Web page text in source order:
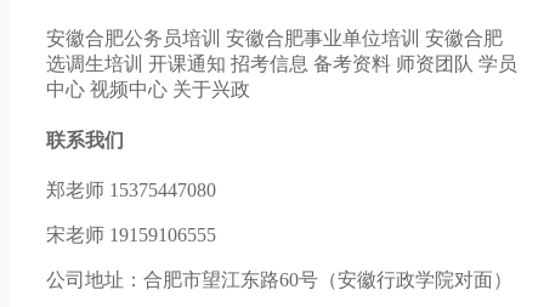
安徽合肥公务员培训 安徽合肥事业单位培训 安徽合肥
选调生培训 开课通知 招考信息 备考资料 师资团队 学员
中心 视频中心 关于兴政
联系我们
郑老师 15375447080
宋老师 19159106555
公司地址：合肥市望江东路60号（安徽行政学院对面）